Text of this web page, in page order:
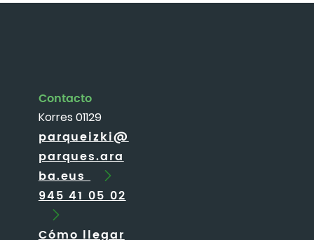
Contacto
Korres 01129
parqueizki@
parques.ara
ba.eus
945 41 05 02
Cómo llegar